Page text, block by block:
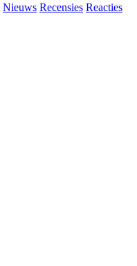
Nieuws Recensies Reacties